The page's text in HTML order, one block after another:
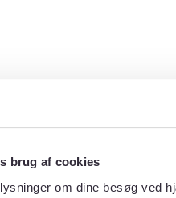
brug af cookies
om dine besøg ved